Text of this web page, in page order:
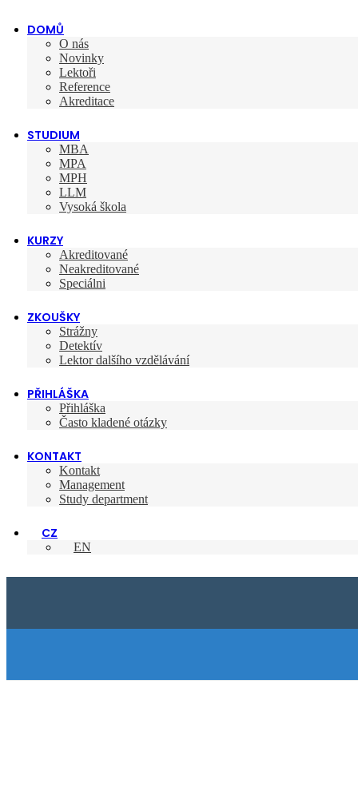
DOMŮ
O nás
Novinky
Lektoři
Reference
Akreditace
STUDIUM
MBA
MPA
MPH
LLM
Vysoká škola
KURZY
Akreditované
Neakreditované
Speciálni
ZKOUŠKY
Strážny
Detektív
Lektor dalšího vzdělávání
PŘIHLÁŠKA
Přihláška
Často kladené otázky
KONTAKT
Kontakt
Management
Study department
CZ
EN